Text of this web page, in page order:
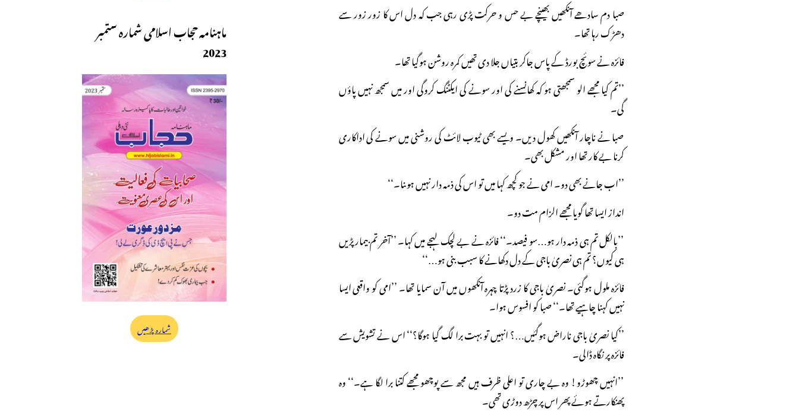
صبا دم سادھے آنکھیں بھینچے بے حس و حرکت پڑی رہی جب کہ دل اس کا زور زور سے
دھڑک رہا تھا۔
فائزہ نے سوئچ بورڈ کے پاس جاکر بتیاں جلا دی تھیں کمرہ روشن ہوگیا تھا۔
’’تم کیا مجھے الو سمجھتی ہو کہ کھانسنے کی اور سونے کی ایکٹنگ کروگی اور میں سمجھ نہیں پاؤں
گی۔
صبا نے ناچار آنکھیں کھول دیں۔ ویسے بھی ٹیوب لائٹ کی روشنی میں سونے کی اداکاری
کرنا بے کار تھا اور مشکل بھی۔
’’اب جانے بھی دو۔ امی نے جو کچھ کہا میں تو اس کی ذمہ دار نہیں ہوںنا۔‘‘
انداز ایسا تھا گویا مجھے الزام مت دو۔
’’بالکل تم ہی ذمہ دار ہو…سو فیصد۔‘‘ فائزہ نے بے لچک لہجے میں کہا۔ ’’آخر تم بیمار پڑیں
ہی کیوں؟ تم ہی نصریٰ باجی کے دل دکھانے کا سبب بنی ہو…‘‘
فائزہ ملول ہوگئی۔ نصریٰ باجی کا زرد پڑتا چہرہ آنکھوں میں آن سمایا تھا۔ ’’امی کو واقعی ایسا
نہیں کہنا چاہیے تھا۔‘‘ صبا کو افسوس ہوا۔
’’کیا نصریٰ باجی ناراض ہوگئیں…؟ انہیں تو بہت برا لگ گیا ہوگا؟‘‘ اس نے تشویش سے
فائزہ پر نگاہ ڈالی۔
’’انہیں چھوڑو! وہ بے چاری تو اعلی ظرف ہیں مجھ سے پوچھو مجھے کتنا برا لگا ہے۔‘‘ وہ
پھنکارتے ہوئے پھر اس پر چڑھ دوڑی تھی۔
ماہنامہ حجاب اسلامی شمارہ ستمبر
2023
شمارہ پڑھیں